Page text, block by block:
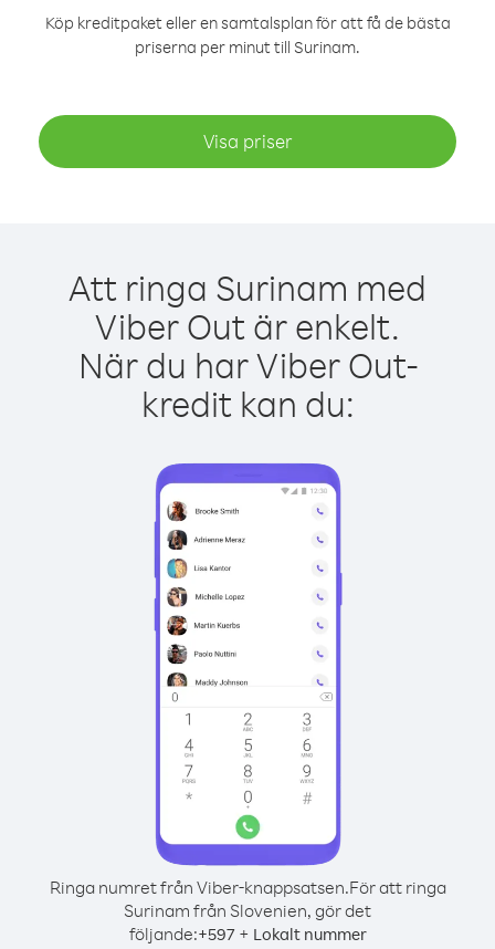
Köp kreditpaket eller en samtalsplan för att få de bästa
priserna per minut till Surinam.
Visa priser
Att ringa Surinam med
Viber Out är enkelt.
När du har Viber Out-
kredit kan du:
Ringa numret från Viber-knappsatsen.För att ringa
Surinam från Slovenien, gör det
följande:+597+ Lokalt nummer